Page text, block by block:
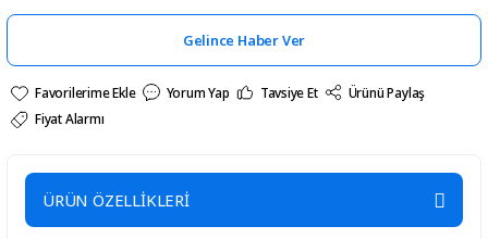
Gelince Haber Ver
Yorum Yap Tavsiye Et
Ürünü Paylaş
Fiyat Alarmı
ÜRÜN ÖZELLİKLERİ